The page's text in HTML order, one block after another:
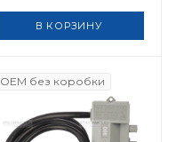
В КОРЗИНУ
OEM без коробки